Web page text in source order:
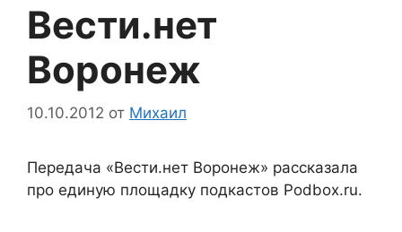
Вести.нет
Воронеж
10.10.2012 от Михаил
Передача «Вести.нет Воронеж» рассказала
про единую площадку подкастов Podbox.ru.